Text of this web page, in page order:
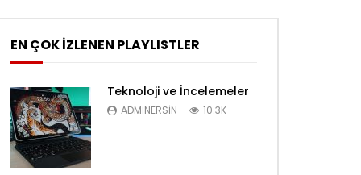
EN ÇOK İZLENEN PLAYLISTLER
Teknoloji ve İncelemeler
ADMINERSIN 10.3K